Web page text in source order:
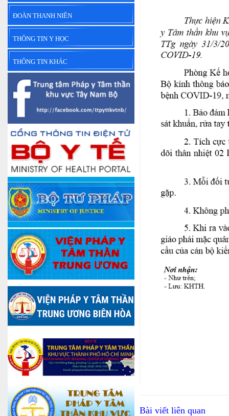
ĐOÀN THANH NIÊN
THÔNG TIN Y HỌC
THÔNG TIN KHÁC
Bài viết liên quan